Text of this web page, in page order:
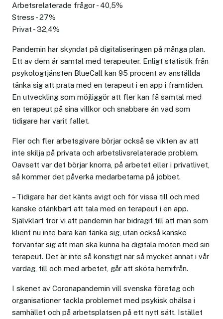
Arbetsrelaterade frågor - 40,5%
Stress - 27%
Privat - 32,4%
Pandemin har skyndat på digitaliseringen på många plan.
Ett av dem är samtal med terapeuter. Enligt statistik från
psykologtjänsten BlueCall kan 95 procent av anställda
tänka sig att prata med en terapeut i en app i framtiden.
En utveckling som möjliggör att fler kan få samtal med
en terapeut på sina villkor och snabbare än vad som
tidigare har varit fallet.
Fler och fler arbetsgivare börjar också se vikten av att
inte skilja på privata och arbetslivsrelaterade problem.
Oavsett var det börjar knorra, på arbetet eller i privatlivet,
så kommer det påverka medarbetarna på jobbet.
– Tidigare har det känts avigt och för vissa till och med
kanske otänkbart att tala med en terapeut i en app.
Självklart tror vi att pandemin har bidragit till att man som
klient nu inte bara kan tänka sig, utan också kanske
förväntar sig att man ska kunna ha digitala möten med sin
terapeut. Det är inte så konstigt när så mycket annat i vår
vardag, till och med arbetet, går att sköta hemifrån.
I skenet av Coronapandemin vill svenska företag och
organisationer tackla problemet med psykisk ohälsa i
samhället och på arbetsplatsen på ett nytt sätt. Istället